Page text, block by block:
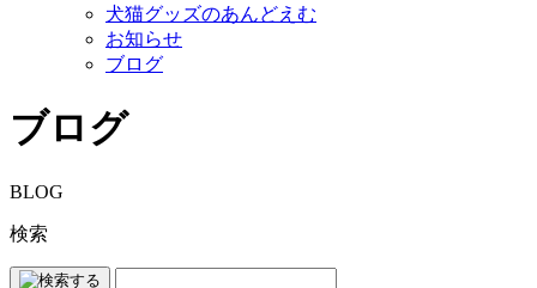
犬猫グッズのあんどえむ
お知らせ
ブログ
ブログ
BLOG
検索